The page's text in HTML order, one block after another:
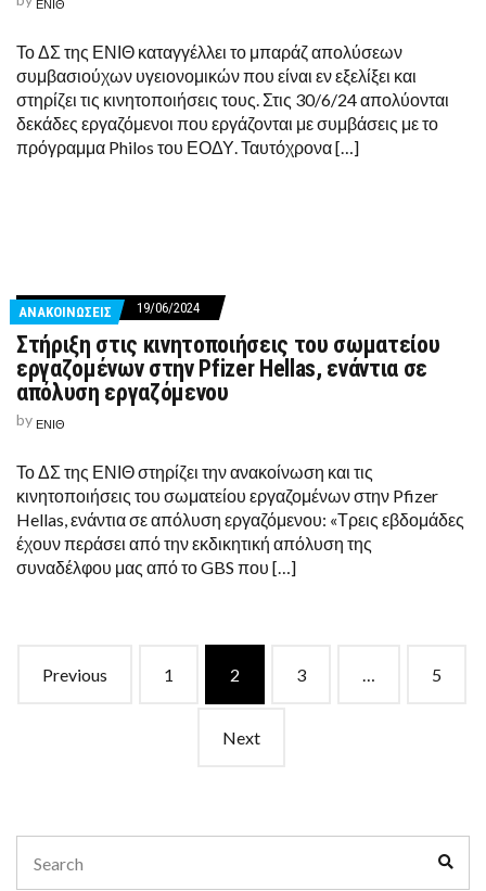
ΕΝΙΘ
Το ΔΣ της ΕΝΙΘ καταγγέλλει το μπαράζ απολύσεων
συμβασιούχων υγειονομικών που είναι εν εξελίξει και
στηρίζει τις κινητοποιήσεις τους. Στις 30/6/24 απολύονται
δεκάδες εργαζόμενοι που εργάζονται με συμβάσεις με το
πρόγραμμα Philos του ΕΟΔΥ. Ταυτόχρονα […]
ΑΝΑΚΟΙΝΩΣΕΙΣ 19/06/2024
Στήριξη στις κινητοποιήσεις του σωματείου
εργαζομένων στην Pfizer Hellas, ενάντια σε
απόλυση εργαζόμενου
by ΕΝΙΘ
Το ΔΣ της ΕΝΙΘ στηρίζει την ανακοίνωση και τις
κινητοποιήσεις του σωματείου εργαζομένων στην Pfizer
Hellas, ενάντια σε απόλυση εργαζόμενου: «Τρεις εβδομάδες
έχουν περάσει από την εκδικητική απόλυση της
συναδέλφου μας από το GBS που […]
Posts
Previous 1 2 3 … 5
Next
for: